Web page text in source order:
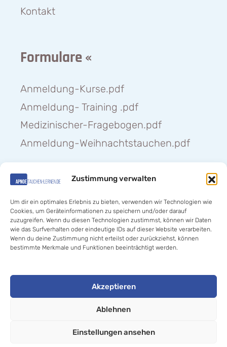
Zustimmung verwalten
Um dir ein optimales Erlebnis zu bieten, verwenden wir Technologien wie
Cookies, um Geräteinformationen zu speichern und/oder darauf
zuzugreifen. Wenn du diesen Technologien zustimmst, können wir Daten
wie das Surfverhalten oder eindeutige IDs auf dieser Website verarbeiten.
Wenn du deine Zustimmung nicht erteilst oder zurückziehst, können
bestimmte Merkmale und Funktionen beeinträchtigt werden.
Akzeptieren
Ablehnen
Einstellungen ansehen
Kontakt
Formulare «
Anmeldung-Kurse.pdf
Anmeldung- Training .pdf
Medizinischer-Fragebogen.pdf
Anmeldung-Weihnachtstauchen.pdf
Hilfe «
© 2020-2025 Jan Thomas Kalz //
Apnoetauchen- lernen.de. All rights reserved.